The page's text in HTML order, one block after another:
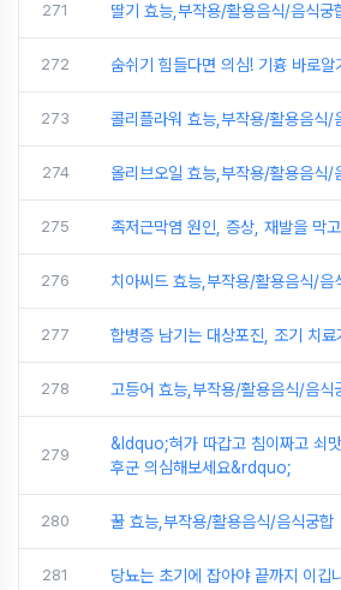
271 딸기 효능,부작용/활용음식/음식궁
272 숨쉬기 힘들다면 의심! 기흉 바로알
273 콜리플라워 효능,부작용/활용음식/
274 올리브오일 효능,부작용/활용음식/
275 족저근막염 원인, 증상, 재발을 막
276 치아씨드 효능,부작용/활용음식/음
277 합병증 남기는 대상포진, 조기 치료
278 고등어 효능,부작용/활용음식/음식
279
&ldquo;혀가 따갑고 침이짜고 쇠
후군 의심해보세요&rdquo;
280 꿀 효능,부작용/활용음식/음식궁합
281 당뇨는 초기에 잡아야 끝까지 이깁